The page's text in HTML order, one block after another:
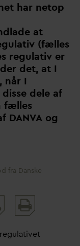
har netop
at
(fælles
regulativ er
det, at I
når I
dele af
fælles
DANVA og
fra Danske
and